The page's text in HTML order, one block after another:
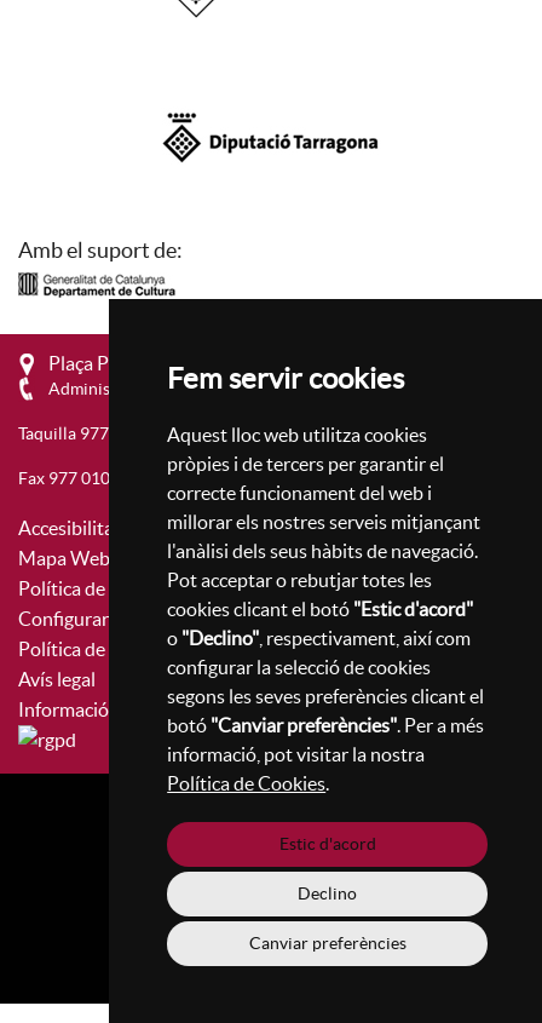
Fem servir cookies
Aquest lloc web utilitza cookies
pròpies i de tercers per garantir el
correcte funcionament del web i
millorar els nostres serveis mitjançant
l'anàlisi dels seus hàbits de navegació.
Pot acceptar o rebutjar totes les
cookies clicant el botó "Estic d'acord"
o "Declino" , respectivament, així com
configurar la selecció de cookies
segons les seves preferències clicant el
botó "Canviar preferències". Per a més
informació, pot visitar la nostra
Política de Cookies.
Estic d'acord
Declino
Canviar preferències
Amb el suport de:
Plaça Prim, 4 - 43201 Reus
Administració 977 010 657
Taquilla 977 010 659
Fax 977 010 677
Accesibilitat
Mapa Web
Política de privacitat
Configurar cookies
Política de cookies
Avís legal
Informació bàsica RGPD
Ves a la web de l'Ajuntament de Reus
Plaça del Mercadal · 43201 Reus
977 010 010
ajuntament@reus.cat|reus.cat